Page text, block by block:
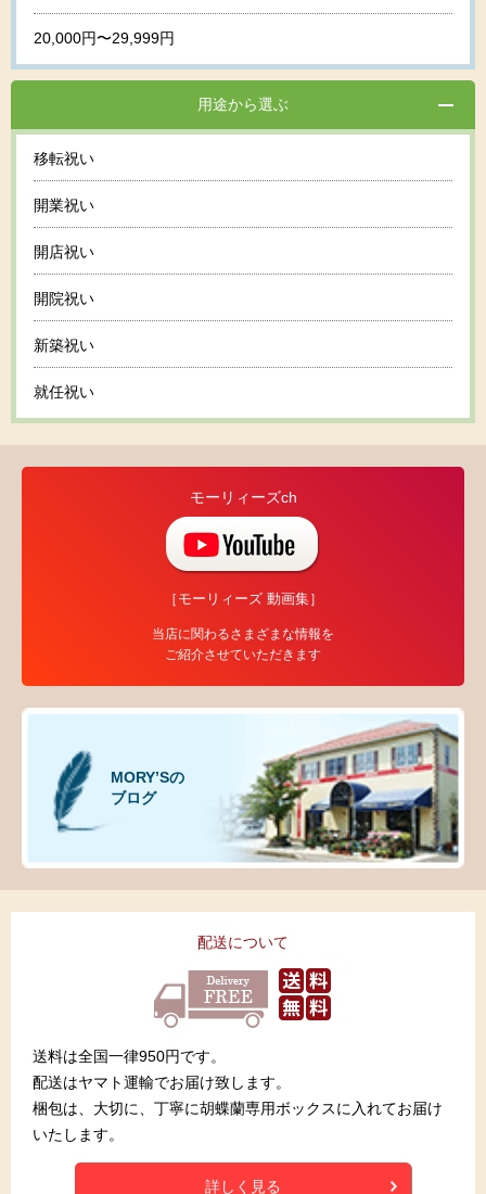
20,000円〜29,999円
用途から選ぶ
移転祝い
開業祝い
開店祝い
開院祝い
新築祝い
就任祝い
モーリィーズch
［モーリィーズ 動画集］
当店に関わるさまざまな情報を
ご紹介させていただきます
MORY’Sの
ブログ
配送について
送料は全国一律950円です。
配送はヤマト運輸でお届け致します。
梱包は、大切に、丁寧に胡蝶蘭専用ボックスに入れてお届け
いたします。
詳しく見る